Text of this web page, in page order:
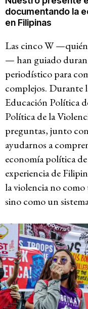
documentando la
en Filipinas
Las cinco W
— han guiado
periodístico para
complejos. Durante
Educación Política
Política de la
preguntas, junto
ayudarnos a
economía política
experiencia de
la violencia no
sino como un